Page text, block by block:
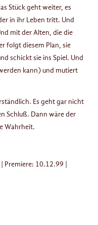
Stück geht weiter, es
in ihr Leben tritt. Und
mit der Alten, die die
folgt diesem Plan, sie
schickt sie ins Spiel. Und
kann) und mutiert
Es geht gar nicht
Schluß. Dann wäre der
Wahrheit.
10.12.99 |